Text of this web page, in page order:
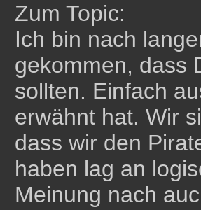
Zum Topic:
Ich bin nach
gekommen, dass
sollten. Einfach
erwähnt hat. Wir
dass wir den
haben lag an
Meinung nach